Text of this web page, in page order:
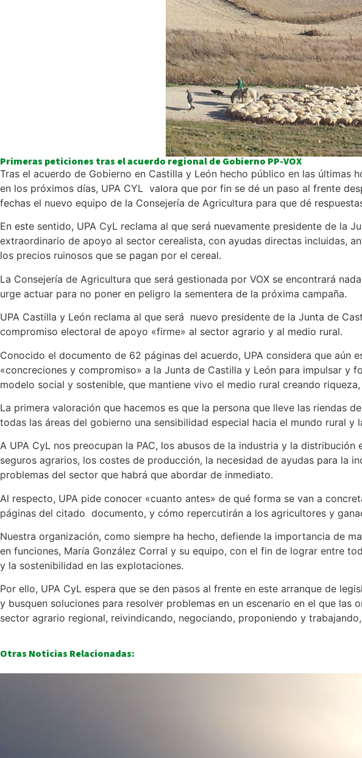
Primeras peticiones tras el acuerdo regional de Gobierno PP-VOX
Tras el acuerdo de Gobierno en Castilla y León hecho público en las últimas
en los próximos días, UPA CYL valora que por fin se dé un paso al frente
fechas el nuevo equipo de la Consejería de Agricultura para que dé
En este sentido, UPA CyL reclama al que será nuevamente presidente de la
extraordinario de apoyo al sector cerealista, con ayudas directas incluidas,
los precios ruinosos que se pagan por el cereal.
La Consejería de Agricultura que será gestionada por VOX se encontrará
urge actuar para no poner en peligro la sementera de la próxima campaña.
UPA Castilla y León reclama al que será nuevo presidente de la Junta de
compromiso electoral de apoyo «firme» al sector agrario y al medio rural.
Conocido el documento de 62 páginas del acuerdo, UPA considera que
«concreciones y compromiso» a la Junta de Castilla y León para impulsar
modelo social y sostenible, que mantiene vivo el medio rural creando
La primera valoración que hacemos es que la persona que lleve las riendas
todas las áreas del gobierno una sensibilidad especial hacia el mundo rural y
A UPA CyL nos preocupan la PAC, los abusos de la industria y la
seguros agrarios, los costes de producción, la necesidad de ayudas para la
problemas del sector que habrá que abordar de inmediato.
Al respecto, UPA pide conocer «cuanto antes» de qué forma se van a
páginas del citado documento, y cómo repercutirán a los agricultores y
Nuestra organización, como siempre ha hecho, defiende la importancia de
en funciones, María González Corral y su equipo, con el fin de lograr entre
y la sostenibilidad en las explotaciones.
Por ello, UPA CyL espera que se den pasos al frente en este arranque de
y busquen soluciones para resolver problemas en un escenario en el que
sector agrario regional, reivindicando, negociando, proponiendo y
Otras Noticias Relacionadas: